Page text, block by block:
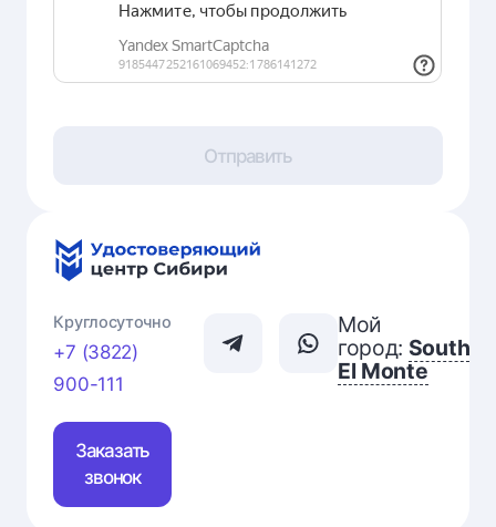
Отправить
Круглосуточно
+7 (3822)
900-111
Заказать
звонок
Мой
город: South
El Monte